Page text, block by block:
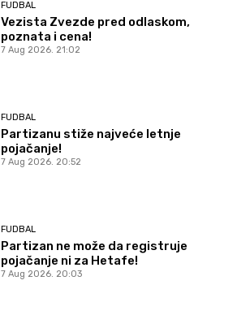
FUDBAL
Vezista Zvezde pred odlaskom,
poznata i cena!
7 Aug 2026. 21:02
FUDBAL
Partizanu stiže najveće letnje
pojačanje!
7 Aug 2026. 20:52
FUDBAL
Partizan ne može da registruje
pojačanje ni za Hetafe!
7 Aug 2026. 20:03